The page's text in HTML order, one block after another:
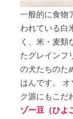
一般的に食物
われている白
く、米・麦類
たグレインフ
の犬たちのた
はんです。
ク源にもこだ
ゾー豆（ひよ